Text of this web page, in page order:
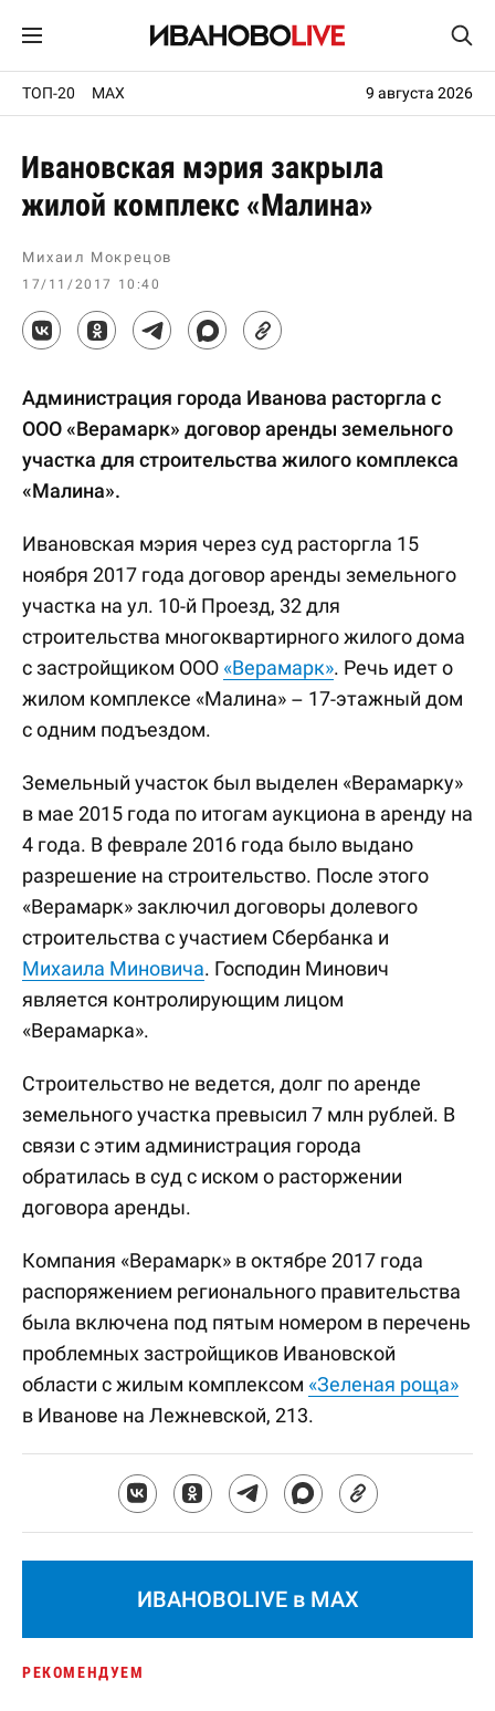
ТОП-20 MAX 9 августа 2026
Ивановская мэрия закрыла
жилой комплекс «Малина»
Михаил Мокрецов
17/11/2017 10:40
Администрация города Иванова расторгла с
ООО «Верамарк» договор аренды земельного
участка для строительства жилого комплекса
«Малина».
Ивановская мэрия через суд расторгла 15
ноября 2017 года договор аренды земельного
участка на ул. 10-й Проезд, 32 для
строительства многоквартирного жилого дома
с застройщиком ООО «Верамарк». Речь идет о
жилом комплексе «Малина» – 17-этажный дом
с одним подъездом.
Земельный участок был выделен «Верамарку»
в мае 2015 года по итогам аукциона в аренду на
4 года. В феврале 2016 года было выдано
разрешение на строительство. После этого
«Верамарк» заключил договоры долевого
строительства с участием Сбербанка и
Михаила Миновича. Господин Минович
является контролирующим лицом
«Верамарка».
Строительство не ведется, долг по аренде
земельного участка превысил 7 млн рублей. В
связи с этим администрация города
обратилась в суд с иском о расторжении
договора аренды.
Компания «Верамарк» в октябре 2017 года
распоряжением регионального правительства
была включена под пятым номером в перечень
проблемных застройщиков Ивановской
области с жилым комплексом «Зеленая роща»
в Иванове на Лежневской, 213.
ИВАНОВОLIVE в MAX
РЕКОМЕНДУЕМ